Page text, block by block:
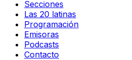
Secciones
Las 20 latinas
Programación
Emisoras
Podcasts
Contacto